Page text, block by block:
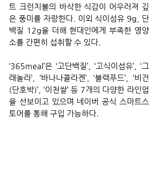
트 크런치볼의 바삭한 식감이 어우러져 깊
은 풍미를 자랑한다. 이외 식이섬유 9g, 단
백질 12g을 더해 현대인에게 부족한 영양
소를 간편히 섭취할 수 있다.
‘365meal’은 ‘고단백질’, ‘고식이섬유’, ‘그
래놀라’, ‘바나나콜라겐’, ‘블랙푸드’, ‘비건
(단호박)’, ‘이천쌀’ 등 7개의 다양한 라인업
을 선보이고 있으며 네이버 공식 스마트스
토어를 통해 구입 가능하다.